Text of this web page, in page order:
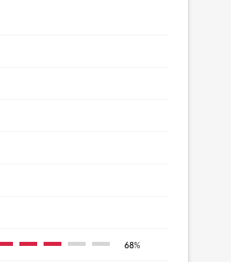
68%